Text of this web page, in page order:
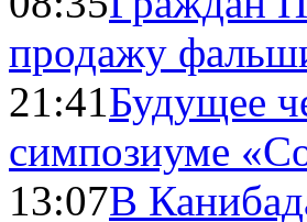
продажу
21:41Будущее
симпозиуме
13:07В